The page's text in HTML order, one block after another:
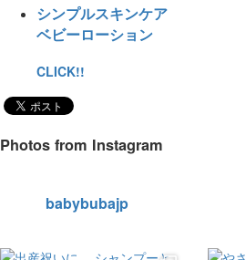
シンプルスキンケア
ベビーローション
CLICK!!
Photos from Instagram
babybubajp